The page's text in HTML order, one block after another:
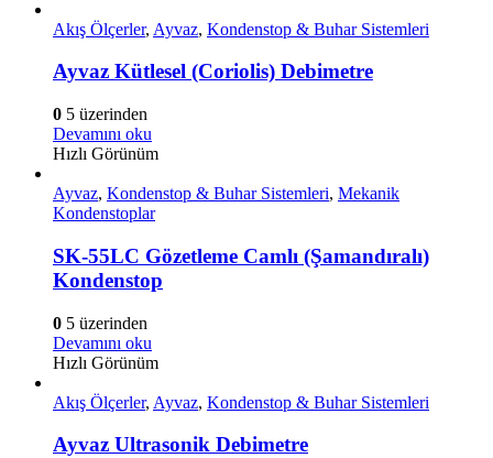
Akış Ölçerler, Ayvaz, Kondenstop & Buhar Sistemleri
Ayvaz Kütlesel (Coriolis) Debimetre
0 5 üzerinden
Devamını oku
Hızlı Görünüm
Ayvaz, Kondenstop & Buhar Sistemleri, Mekanik
Kondenstoplar
SK-55LC Gözetleme Camlı (Şamandıralı)
Kondenstop
0 5 üzerinden
Devamını oku
Hızlı Görünüm
Akış Ölçerler, Ayvaz, Kondenstop & Buhar Sistemleri
Ayvaz Ultrasonik Debimetre